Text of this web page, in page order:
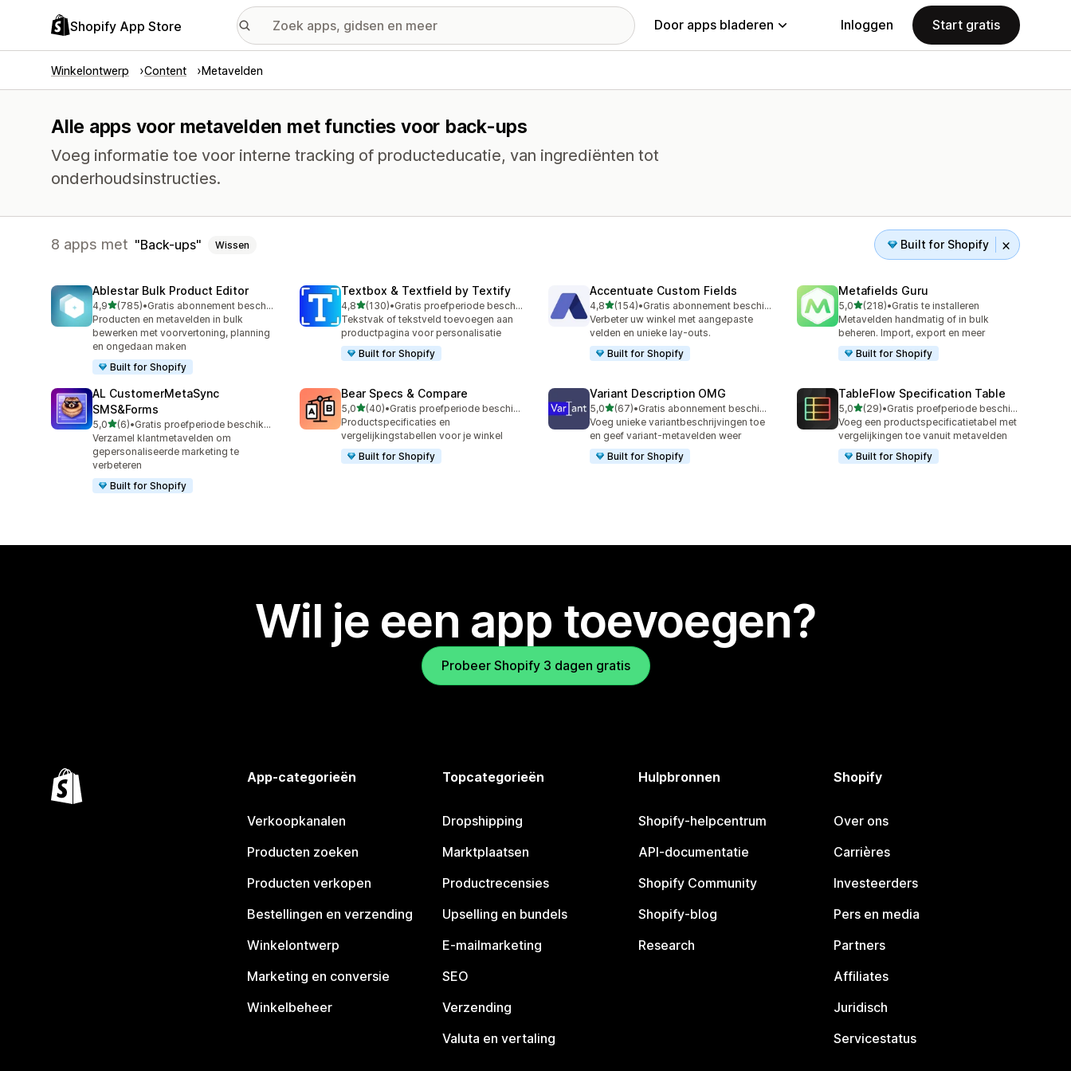
Shopify App Store Door apps bladeren Inloggen Start gratis
Winkelontwerp Content Metavelden
Alle apps voor metavelden met functies voor back-ups
Voeg informatie toe voor interne tracking of producteducatie, van ingrediënten tot
onderhoudsinstructies.
8 apps met Back-ups Wissen Built for Shopify
Ablestar Bulk Product Editor
4,9van 5 sterren
(785)
785 recensies in totaal
•
Gratis abonnement beschikbaar
Producten en metavelden in bulk
bewerken met voorvertoning, planning
en ongedaan maken
Built for Shopify
Textbox & Textfield by Textify
4,8van 5 sterren
(130)
130 recensies in totaal
•
Gratis proefperiode beschikbaar
Tekstvak of tekstveld toevoegen aan
productpagina voor personalisatie
Built for Shopify
Accentuate Custom Fields
4,8van 5 sterren
(154)
154 recensies in totaal
•
Gratis abonnement beschikbaar
Verbeter uw winkel met aangepaste
velden en unieke lay-outs.
Built for Shopify
Metafields Guru
5,0van 5 sterren
(218)
218 recensies in totaal
•Gratis te installeren
Metavelden handmatig of in bulk
beheren. Import, export en meer
Built for Shopify
AL CustomerMetaSync
SMS&Forms
5,0van 5 sterren
(6)
6 recensies in totaal
•
Gratis proefperiode beschikbaar
Verzamel klantmetavelden om
gepersonaliseerde marketing te
verbeteren
Built for Shopify
Bear Specs & Compare
5,0van 5 sterren
(40)
40 recensies in totaal
•
Gratis proefperiode beschikbaar
Productspecificaties en
vergelijkingstabellen voor je winkel
Built for Shopify
Variant Description OMG
5,0van 5 sterren
(67)
67 recensies in totaal
•
Gratis abonnement beschikbaar
Voeg unieke variantbeschrijvingen toe
en geef variant-metavelden weer
Built for Shopify
TableFlow Specification Table
5,0van 5 sterren
(29)
29 recensies in totaal
•
Gratis proefperiode beschikbaar
Voeg een productspecificatietabel met
vergelijkingen toe vanuit metavelden
Built for Shopify
Wil je een app toevoegen?
Probeer Shopify 3 dagen gratis
App-categorieën
Verkoopkanalen
Producten zoeken
Producten verkopen
Bestellingen en verzending
Winkelontwerp
Marketing en conversie
Winkelbeheer
Topcategorieën
Dropshipping
Marktplaatsen
Productrecensies
Upselling en bundels
E-mailmarketing
SEO
Verzending
Valuta en vertaling
Hulpbronnen
Shopify-helpcentrum
API-documentatie
Shopify Community
Shopify-blog
Research
Shopify
Over ons
Carrières
Investeerders
Pers en media
Partners
Affiliates
Juridisch
Servicestatus